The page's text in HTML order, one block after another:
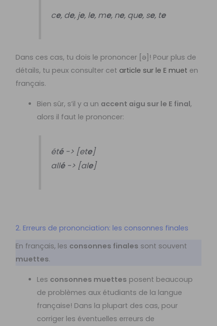
ce,de, je, le, me, ne, que, se, te
Dans ces cas, tu dois le prononcer [ə]! Pour plus de
détails, tu peux consulter cet article sur le E muet en
français.
Bien sûr, s’il y a un accent aigu sur le E final,
alors il faut le prononcer:
été-> [ete]
allé-> [ale]
2. Erreurs de prononciation: les consonnes finales
En français, les consonnes finales sont souvent
muettes.
Les consonnes muettes posent beaucoup
de problèmes aux étudiants de la langue
française! Dans la plupart des cas, pour
corriger les éventuelles erreurs de